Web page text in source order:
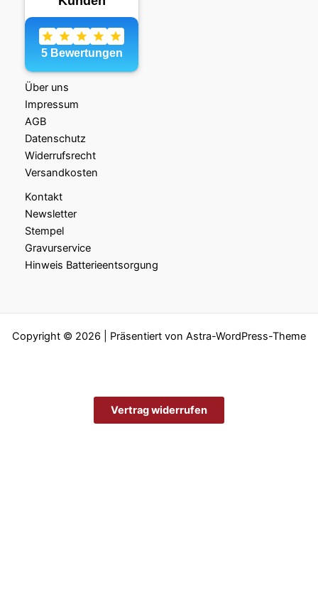
Über uns
Impressum
AGB
Datenschutz
Widerrufsrecht
Versandkosten
Kontakt
Newsletter
Stempel
Gravurservice
Hinweis Batterieentsorgung
Copyright © 2026 | Präsentiert von Astra-WordPress-Theme
Vertrag widerrufen